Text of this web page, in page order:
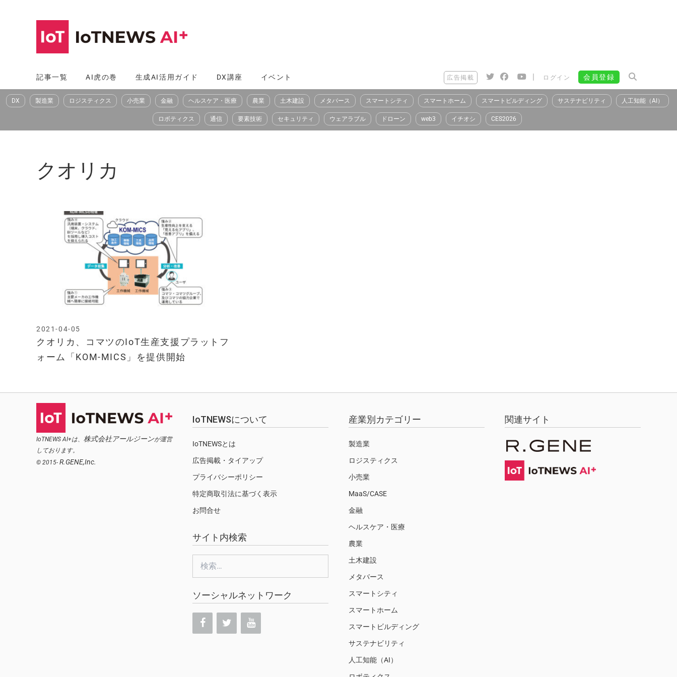
へ
ス
記事一覧 AI虎の巻 生成AI活用ガイド DX講座 イベント 広告掲載 | ログイン 会員登録
DX 製造業 ロジスティクス 小売業 金融 ヘルスケア・医療 農業 土木建設 メタバース スマートシティ スマートホーム スマートビルディング サステナビリティ 人工知能（AI）
ロボティクス 通信 要素技術 セキュリティ ウェアラブル ドローン web3 イチオシ CES2026
クオリカ
クオリカ、コマツのIoT生産支援プラットフ
ォーム「KOM-MICS」を提供開始
2021-04-05
IoTNEWS AI+は、 株式会社アールジーンが運営
しております。
© 2015- R.GENE,Inc.
IoTNEWSについて
IoTNEWSとは
広告掲載・タイアップ
プライバシーポリシー
特定商取引法に基づく表示
お問合せ
サイト内検索
ソーシャルネットワーク
産業別カテゴリー
製造業
ロジスティクス
小売業
MaaS/CASE
金融
ヘルスケア・医療
農業
土木建設
メタバース
スマートシティ
スマートホーム
スマートビルディング
サステナビリティ
人工知能（AI）
関連サイト